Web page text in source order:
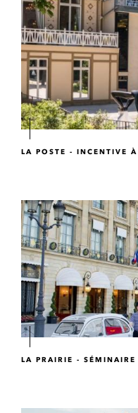
LA POSTE - INCENTIVE À
LA PRAIRIE - SÉMINAIRE